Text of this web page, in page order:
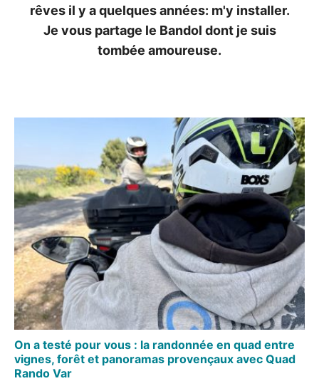
rêves il y a quelques années: m'y installer.
Je vous partage le Bandol dont je suis
tombée amoureuse.
On a testé pour vous : la randonnée en quad entre
vignes, forêt et panoramas provençaux avec Quad
Rando Var